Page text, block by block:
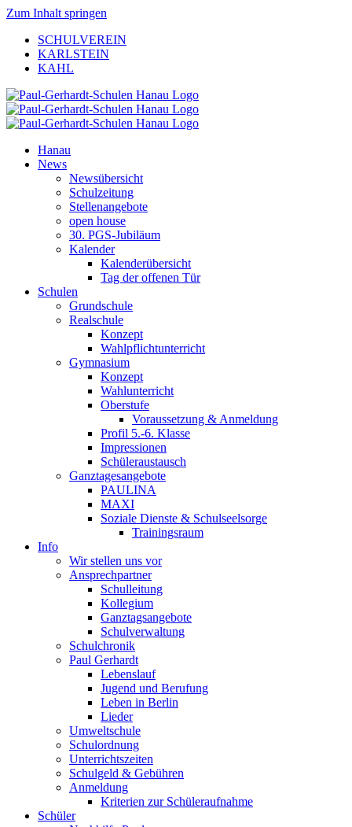
Zum Inhalt springen
SCHULVEREIN
KARLSTEIN
KAHL
Hanau
News
Newsübersicht
Schulzeitung
Stellenangebote
open house
30. PGS-Jubiläum
Kalender
Kalenderübersicht
Tag der offenen Tür
Schulen
Grundschule
Realschule
Konzept
Wahlpflichtunterricht
Gymnasium
Konzept
Wahlunterricht
Oberstufe
Voraussetzung & Anmeldung
Profil 5.-6. Klasse
Impressionen
Schüleraustausch
Ganztagesangebote
PAULINA
MAXI
Soziale Dienste & Schulseelsorge
Trainingsraum
Info
Wir stellen uns vor
Ansprechpartner
Schulleitung
Kollegium
Ganztagsangebote
Schulverwaltung
Schulchronik
Paul Gerhardt
Lebenslauf
Jugend und Berufung
Leben in Berlin
Lieder
Umweltschule
Schulordnung
Unterrichtszeiten
Schulgeld & Gebühren
Anmeldung
Kriterien zur Schüleraufnahme
Schüler